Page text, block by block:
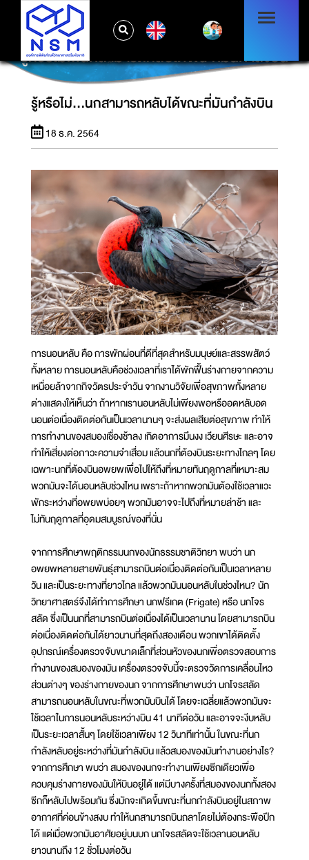
รู้หรือไม่...นกสามารถหลับได้ขณะที่มันกำลังบิน
รู้หรือไม่...นกสามารถหลับได้ขณะที่มันกำลังบิน
18 ธ.ค. 2564
การนอนหลับ คือ การพักผ่อนที่ดีที่สุดสำหรับมนุษย์และสรรพสัตว์
ทั้งหลาย การนอนหลับคือช่วงเวลาที่เราได้พักฟื้นร่างกายจากความ
เหนื่อยล้าจากกิจวัตรประจำวัน จากงานวิจัยเพื่อสุขภาพทั้งหลาย
ต่างแสดงให้เห็นว่า ถ้าหากเรานอนหลับไม่เพียงพอหรืออดหลับอด
นอนต่อเนื่องติดต่อกันเป็นเวลานานๆ จะส่งผลเสียต่อสุขภาพ ทำให้
การทำงานของสมองเชื่องช้าลง เกิดอาการมึนงง เวียนศีรษะ และอาจ
ทำให้เสี่ยงต่อภาวะความจำเสื่อม แล้วนกที่ต้องบินระยะทางไกลๆ โดย
เฉพาะนกที่ต้องบินอพยพเพื่อไปให้ถึงที่หมายทันฤดูกาลที่เหมาะสม
พวกมันจะได้นอนหลับช่วงไหน เพราะถ้าหากพวกมันต้องใช้เวลาแวะ
พักระหว่างที่อพยพบ่อยๆ พวกมันอาจจะไปถึงที่หมายล่าช้า และ
ไม่ทันฤดูกาลที่อุดมสมบูรณ์ของที่นั่น
จากการศึกษาพฤติกรรมนกของนักธรรมชาติวิทยา พบว่า นก
อพยพหลายสายพันธุ์สามารถบินต่อเนื่องติดต่อกันเป็นเวลาหลาย
วัน และเป็นระยะทางที่ยาวไกล แล้วพวกมันนอนหลับในช่วงไหน? นัก
วิทยาศาสตร์จึงได้ทำการศึกษา นกฟรีเกต (Frigate) หรือ นกโจร
สลัด ซึ่งเป็นนกที่สามารถบินต่อเนื่องได้เป็นเวลานาน โดยสามารถบิน
ต่อเนื่องติดต่อกันได้ยาวนานที่สุดถึงสองเดือน พวกเขาได้ติดตั้ง
อุปกรณ์เครื่องตรวจจับขนาดเล็กที่ส่วนหัวของนกเพื่อตรวจสอบการ
ทำงานของสมองของมัน เครื่องตรวจจับนี้จะตรวจวัดการเคลื่อนไหว
ส่วนต่างๆ ของร่างกายของนก จากการศึกษาพบว่า นกโจรสลัด
สามารถนอนหลับในขณะที่พวกมันบินได้ โดยจะเฉลี่ยแล้วพวกมันจะ
ใช้เวลาในการนอนหลับระหว่างบิน 41 นาทีต่อวัน และอาจจะงีบหลับ
เป็นระยะเวลาสั้นๆ โดยใช้เวลาเพียง 12 วินาทีเท่านั้น ในขณะที่นก
กำลังหลับอยู่ระหว่างที่มันกำลังบิน แล้วสมองของมันทำงานอย่างไร?
จากการศึกษา พบว่า สมองของนกจะทำงานเพียงซีกเดียวเพื่อ
ควบคุมร่างกายของมันให้บินอยู่ได้ แต่มีบางครั้งที่สมองของนกทั้งสอง
ซีกก็หลับไปพร้อมกัน ซึ่งมักจะเกิดขึ้นขณะที่นกกำลังบินอยู่ในสภาพ
อากาศที่ค่อนข้างสงบ ทำให้นกสามารถบินถลาโดยไม่ต้องกระพือปีก
ได้ แต่เมื่อพวกมันอาศัยอยู่บนบก นกโจรสลัดจะใช้เวลานอนหลับ
ยาวนานถึง 12 ชั่วโมงต่อวัน